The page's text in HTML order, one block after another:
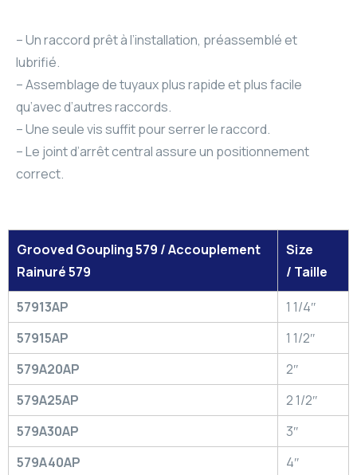
– Un raccord prêt à l’installation, préassemblé et
lubrifié.
– Assemblage de tuyaux plus rapide et plus facile
qu’avec d’autres raccords.
– Une seule vis suffit pour serrer le raccord.
– Le joint d’arrêt central assure un positionnement
correct.
Grooved Goupling 579 / Accouplement
Rainuré 579
Size
/ Taille
57913AP
1 1/4″
57915AP
1 1/2″
579A20AP
2″
579A25AP
2 1/2″
579A30AP
3″
579A40AP
4″